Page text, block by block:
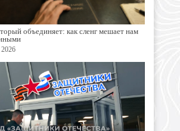
объединяет: как сленг мешает нам